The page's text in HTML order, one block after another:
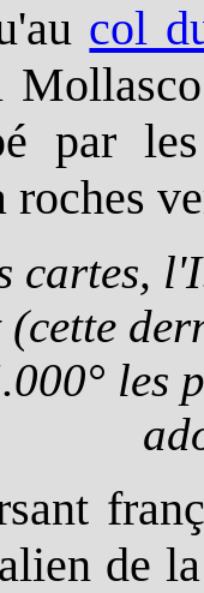
col
par
roches
cartes,
les
de